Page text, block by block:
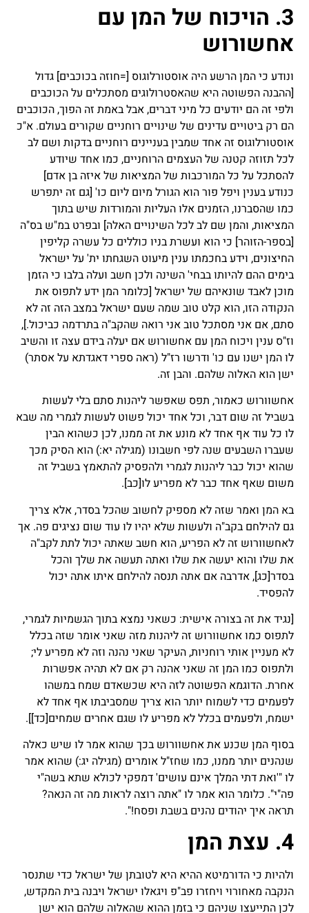
3. הויכוח של המן עם
אחשורוש
ונודע כי המן הרשע היה אוסטורלוגוס [=חוזה בכוכבים] גדול
[ההבנה הפשוטה היא שהאסטרולוגים מסתכלים על הכוכבים
ולפי זה הם יודעים כל מיני דברים, אבל באמת זה הפוך, הכוכבים
הם רק ביטויים עדינים של שינויים רוחניים שקורים בעולם. א"כ
אוסטורלוגוס זה אחד שמבין בעניינים רוחניים בדקות ושם לב
לכל תזוזה קטנה של העצמים הרוחניים, כמו אחד שיודע
להסתכל על כל המורכבות של המציאות של איזה בן אדם]
כנודע בענין ויפל פור הוא הגורל מיום ליום כו' [גם זה יתפרש
כמו שהסברנו, הזמנים אלו העליות והמורדות שיש בתוך
המציאות, והמן שם לב לכל השינויים האלה] ובפרט במ"ש בס"ה
[בספר-הזוהר] כי הוא ועשרת בניו כוללים כל עשרה קליפין
החיצונים, וידע בחכמתו ענין מיעוט השגחתו ית' על ישראל
בימים ההם להיותו בבחי' השינה ולכן חשב ועלה בלבו כי הזמן
מוכן לאבד שונאיהם של ישראל [כלומר המן ידע לתפוס את
הנקודה הזו, הוא קלט טוב שמה שעם ישראל במצב הזה זה לא
סתם, אם אני מסתכל טוב אני רואה שהקב"ה בתרדמה כביכול.],
וז"ס ענין ויכוח המן עם אחשורוש אם יעלה בידם עצה זו והשיב
לו המן ישנו עם כו' ודרשו רז"ל (ראה ספרי דאגדתא על אסתר)
ישן הוא האלוה שלהם. והבן זה.
אחשוורוש כאמור, תפס שאפשר ליהנות סתם בלי לעשות
בשביל זה שום דבר, וכל אחד יכול פשוט לעשות לגמרי מה שבא
לו כל עוד אף אחד לא מונע את זה ממנו, לכן כשהוא הבין
שעברו השבעים שנה לפי חשבונו (מגילה יא:) הוא הסיק מכך
שהוא יכול כבר ליהנות לגמרי ולהפסיק להתאמץ בשביל זה
משום שאף אחד כבר לא מפריע לו[כב].
בא המן ואמר שזה לא מספיק לחשוב שהכל בסדר, אלא צריך
גם להילחם בקב"ה ולעשות שלא יהיו לו עוד שום נציגים פה. אך
לאחשוורוש זה לא הפריע, הוא חשב שאתה יכול לתת לקב"ה
את שלו והוא יעשה את שלו ואתה תעשה את שלך והכל
בסדר[כג], אדרבה אם אתה תנסה להילחם איתו אתה יכול
להפסיד.
[נגיד את זה בצורה אישית: כשאני נמצא בתוך הגשמיות לגמרי,
לתפוס כמו אחשוורוש זה ליהנות מזה שאני אומר שזה בכלל
לא מעניין אותי רוחניות, העיקר שאני נהנה וזה לא מפריע לי;
ולתפוס כמו המן זה שאני אהנה רק אם לא תהיה אפשרות
אחרת. הדוגמא הפשוטה לזה היא שכשאדם שמח במשהו
לפעמים כדי לשמוח יותר הוא צריך שמסביבתו אף אחד לא
ישמח, ולפעמים בכלל לא מפריע לו שגם אחרים שמחים[כד]].
בסוף המן שכנע את אחשוורוש בכך שהוא אמר לו שיש כאלה
שנהנים יותר ממנו, כמו שחז"ל אומרים (מגילה יג:) שהוא אמר
לו "'ואת דתי המלך אינם עושים' דמפקי לכולא שתא בשה"י
פה"י". כלומר הוא אמר לו "אתה רוצה לראות מה זה הנאה?
תראה איך יהודים נהנים בשבת ופסח!".
4. עצת המן
ולהיות כי הדורמיטא ההיא היא לטובתן של ישראל כדי שתנסר
הנקבה מאחורוי ויחזרו פב"פ ויגאלו ישראל ויבנה בית המקדש,
לכן התייעצו שניהם כי בזמן ההוא שהאלוה שלהם הוא ישן